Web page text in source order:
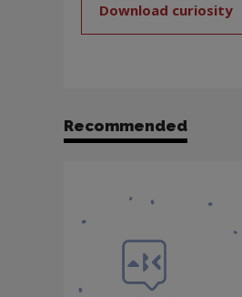
Download curiosity
Note,
Recommended